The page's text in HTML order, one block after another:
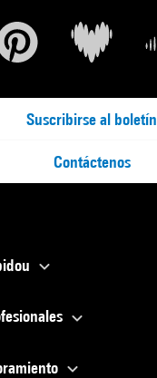
Suscribirse al boletín
Contáctenos